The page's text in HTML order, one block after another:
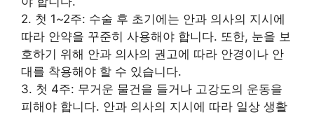
2. 첫 1~2주: 수술 후 초기에는 안과 의사의 지시에
따라 안약을 꾸준히 사용해야 합니다. 또한, 눈을 보
호하기 위해 안과 의사의 권고에 따라 안경이나 안
대를 착용해야 할 수 있습니다.
3. 첫 4주: 무거운 물건을 들거나 고강도의 운동을
피해야 합니다. 안과 의사의 지시에 따라 일상 생활